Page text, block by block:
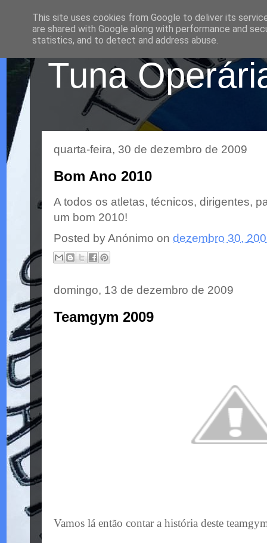
Tuna
quarta-feira, 30 de dezembro de 2009
Bom Ano 2010
A todos os atletas, técnicos, dirigentes,
um bom 2010!
Posted byAnónimo on dezembro 30,
domingo, 13 de dezembro de 2009
Teamgym 2009
Vamos lá então contar a história deste
This site uses cookies from Google to deliver its
are shared with Google along with performance and
statistics, and to detect and address abuse.